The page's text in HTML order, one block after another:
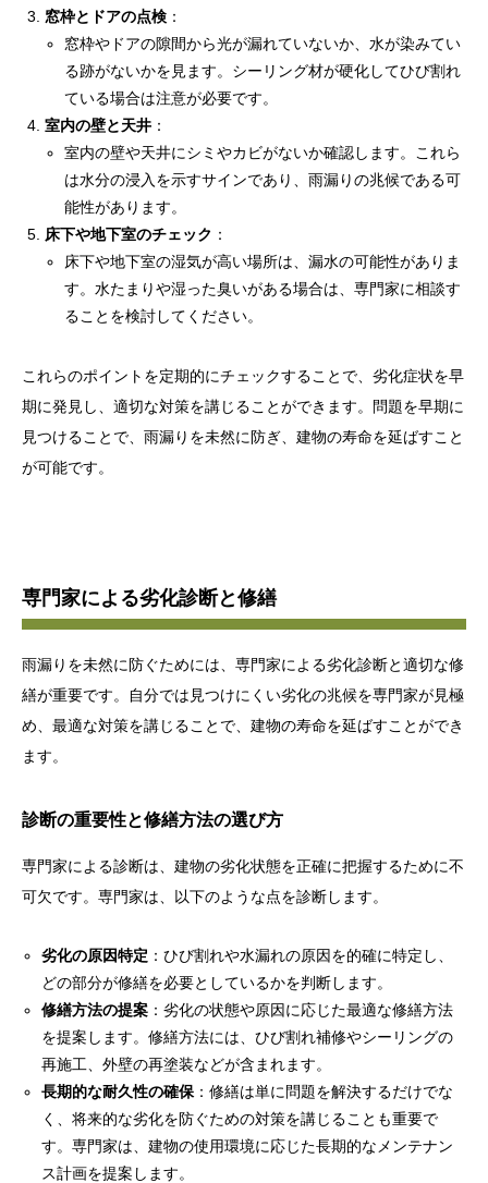
窓枠とドアの点検 ：
窓枠やドアの隙間から光が漏れていないか、水が染みてい
る跡がないかを見ます。シーリング材が硬化してひび割れ
ている場合は注意が必要です。
室内の壁と天井 ：
室内の壁や天井にシミやカビがないか確認します。これら
は水分の浸入を示すサインであり、雨漏りの兆候である可
能性があります。
床下や地下室のチェック ：
床下や地下室の湿気が高い場所は、漏水の可能性がありま
す。水たまりや湿った臭いがある場合は、専門家に相談す
ることを検討してください。
これらのポイントを定期的にチェックすることで、劣化症状を早
期に発見し、適切な対策を講じることができます。問題を早期に
見つけることで、雨漏りを未然に防ぎ、建物の寿命を延ばすこと
が可能です。
専門家による劣化診断と修繕
雨漏りを未然に防ぐためには、専門家による劣化診断と適切な修
繕が重要です。自分では見つけにくい劣化の兆候を専門家が見極
め、最適な対策を講じることで、建物の寿命を延ばすことができ
ます。
診断の重要性と修繕方法の選び方
専門家による診断は、建物の劣化状態を正確に把握するために不
可欠です。専門家は、以下のような点を診断します。
劣化の原因特定 ：ひび割れや水漏れの原因を的確に特定し、
どの部分が修繕を必要としているかを判断します。
修繕方法の提案 ：劣化の状態や原因に応じた最適な修繕方法
を提案します。修繕方法には、ひび割れ補修やシーリングの
再施工、外壁の再塗装などが含まれます。
長期的な耐久性の確保：修繕は単に問題を解決するだけでな
く、将来的な劣化を防ぐための対策を講じることも重要で
す。専門家は、建物の使用環境に応じた長期的なメンテナン
ス計画を提案します。